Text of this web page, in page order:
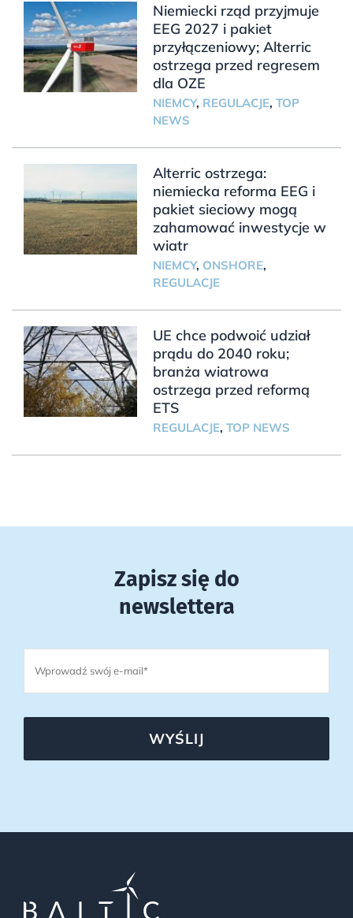
Niemiecki rząd przyjmuje
EEG 2027 i pakiet
przyłączeniowy; Alterric
ostrzega przed regresem
dla OZE
NIEMCY, REGULACJE, TOP
NEWS
Alterric ostrzega:
niemiecka reforma EEG i
pakiet sieciowy mogą
zahamować inwestycje w
wiatr
NIEMCY, ONSHORE,
REGULACJE
UE chce podwoić udział
prądu do 2040 roku;
branża wiatrowa
ostrzega przed reformą
ETS
REGULACJE, TOP NEWS
Zapisz się do
newslettera
WYŚLIJ